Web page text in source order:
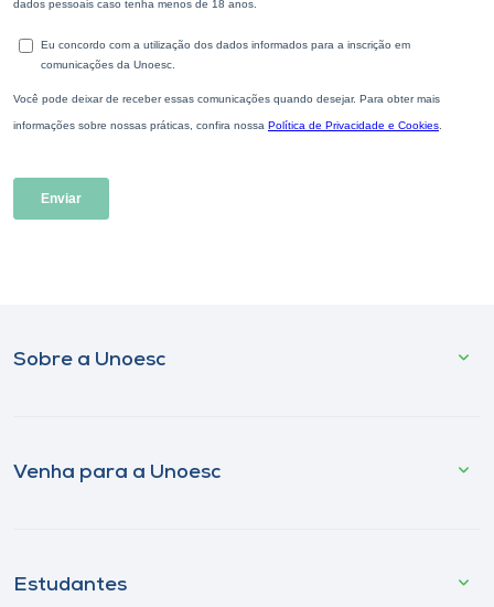
Sobre a Unoesc
Venha para a Unoesc
Estudantes